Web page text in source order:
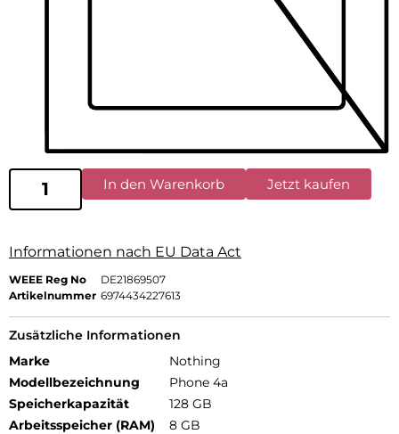
In den Warenkorb Jetzt kaufen
Informationen nach EU Data Act
WEEE Reg No
DE21869507
Artikelnummer 6974434227613
Zusätzliche Informationen
Marke
Nothing
Modellbezeichnung
Phone 4a
Speicherkapazität
128 GB
Arbeitsspeicher (RAM)
8 GB